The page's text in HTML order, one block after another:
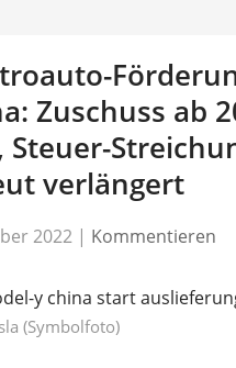
Zuschuss ab
Steuer-
verlängert
2022 | Kommentieren
(Symbolfoto)